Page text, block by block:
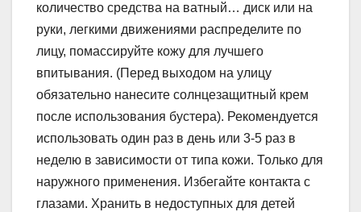
количество средства на ватный… диск или на
руки, легкими движениями распределите по
лицу, помассируйте кожу для лучшего
впитывания. (Перед выходом на улицу
обязательно нанесите солнцезащитный крем
после использования бустера). Рекомендуется
использовать один раз в день или 3-5 раз в
неделю в зависимости от типа кожи. Только для
наружного применения. Избегайте контакта с
глазами. Хранить в недоступных для детей